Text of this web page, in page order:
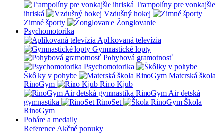
Trampolíny pre vonkajšie
ihriská
Vzdušný hokej
Zimné športy
Žonglovanie
Psychomotorika
Aplikovaná televízia
Gymnastické lopty
Pohybová gramotnosť
Psychomotorika
Škôlky v pohybe
Materská škola
RinoGym
Rino Kjub
RinoGym Air detská
gymnastika
RinoSet
Škola
RinoGym
Poháre a medaily
Reference Akčné ponuky